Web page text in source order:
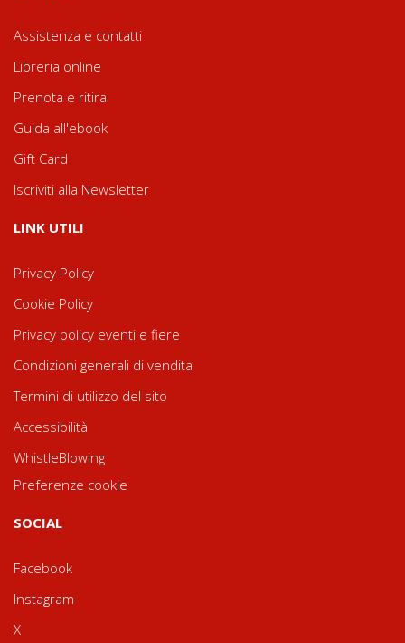
Assistenza e contatti
Libreria online
Prenota e ritira
Guida all'ebook
Gift Card
Iscriviti alla Newsletter
LINK UTILI
Privacy Policy
Cookie Policy
Privacy policy eventi e fiere
Condizioni generali di vendita
Termini di utilizzo del sito
Accessibilità
WhistleBlowing
Preferenze cookie
SOCIAL
Facebook
Instagram
X